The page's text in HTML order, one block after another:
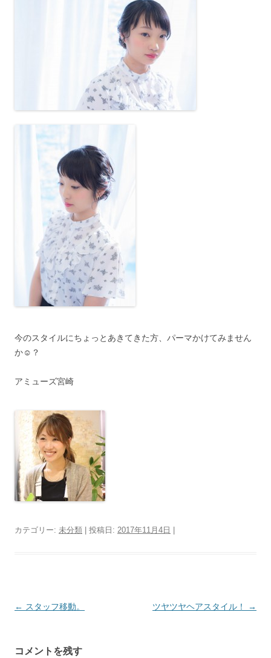
今のスタイルにちょっとあきてきた方、パーマかけてみません
か☺︎？
アミューズ宮崎
カテゴリー: 未分類 | 投稿日: 2017年11月4日
投
← スタッフ移動。 ツヤツヤヘアスタイル！ →
コメントを残す